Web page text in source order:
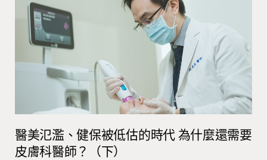
醫美氾濫、健保被低估的時代 為什麼還需要
皮膚科醫師？（下）